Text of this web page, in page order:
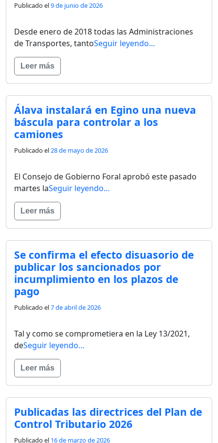
Publicado el9 de junio de 2026
Desde enero de 2018 todas las Administraciones
de Transportes, tantoSeguir leyendo…
Leer más
Álava instalará en Egino una nueva
báscula para controlar a los
camiones
Publicado el28 de mayo de 2026
El Consejo de Gobierno Foral aprobó este pasado
martes laSeguir leyendo…
Leer más
Se confirma el efecto disuasorio de
publicar los sancionados por
incumplimiento en los plazos de
pago
Publicado el7 de abril de 2026
Tal y como se comprometiera en la Ley 13/2021,
deSeguir leyendo…
Leer más
Publicadas las directrices del Plan de
Control Tributario 2026
Publicado el 16 de marzo de 2026